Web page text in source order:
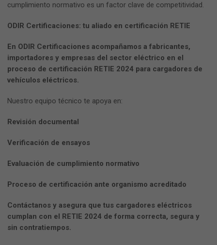
cumplimiento normativo es un factor clave de competitividad.
ODIR Certificaciones: tu aliado en certificación RETIE
En ODIR Certificaciones acompañamos a fabricantes,
importadores y empresas del sector eléctrico en el
proceso de certificación RETIE 2024 para cargadores de
vehículos eléctricos.
Nuestro equipo técnico te apoya en:
Revisión documental
Verificación de ensayos
Evaluación de cumplimiento normativo
Proceso de certificación ante organismo acreditado
Contáctanos y asegura que tus cargadores eléctricos
cumplan con el RETIE 2024 de forma correcta, segura y
sin contratiempos.